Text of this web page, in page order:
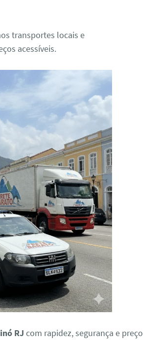
transportes locais e
acessíveis.
RJ com rapidez, segurança e preço